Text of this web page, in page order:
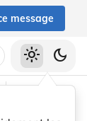
message
light_mode dark_mode